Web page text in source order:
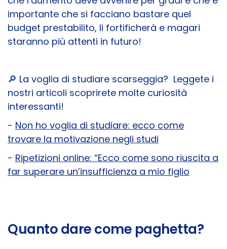
importante che si facciano bastare quel
budget prestabilito, li fortificherà e magari
staranno più attenti in futuro!
🔎 La voglia di studiare scarseggia? Leggete i
nostri articoli scoprirete molte curiosità
interessanti!
- Non ho voglia di studiare: ecco come
trovare la motivazione negli studi
- Ripetizioni online: “Ecco come sono riuscita a
far superare un’insufficienza a mio figlio
Quanto dare come paghetta?